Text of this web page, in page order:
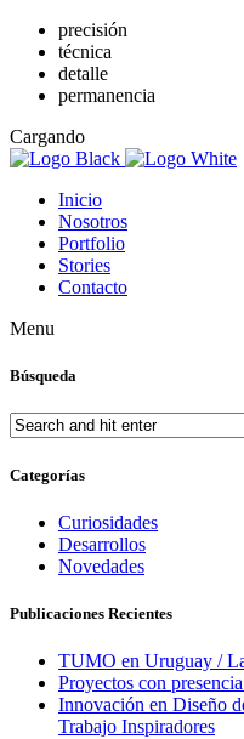
precisión
técnica
detalle
permanencia
Cargando
Inicio
Nosotros
Portfolio
Stories
Contacto
Menu
Búsqueda
Categorías
Curiosidades
Desarrollos
Novedades
Publicaciones Recientes
TUMO en Uruguay /
Proyectos con
Innovación en Diseño
Trabajo Inspiradores